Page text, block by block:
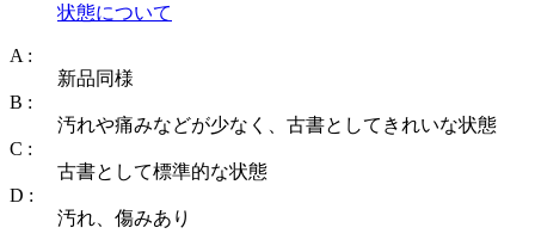
状態について
A :
新品同様
B :
汚れや痛みなどが少なく、古書としてきれいな状態
C :
古書として標準的な状態
D :
汚れ、傷みあり